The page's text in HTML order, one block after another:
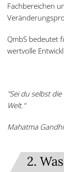
Fachbereichen
QmbS bedeutet
wertvolle
"Sei du selbst
Welt."
Mahatma Gandhi
2.